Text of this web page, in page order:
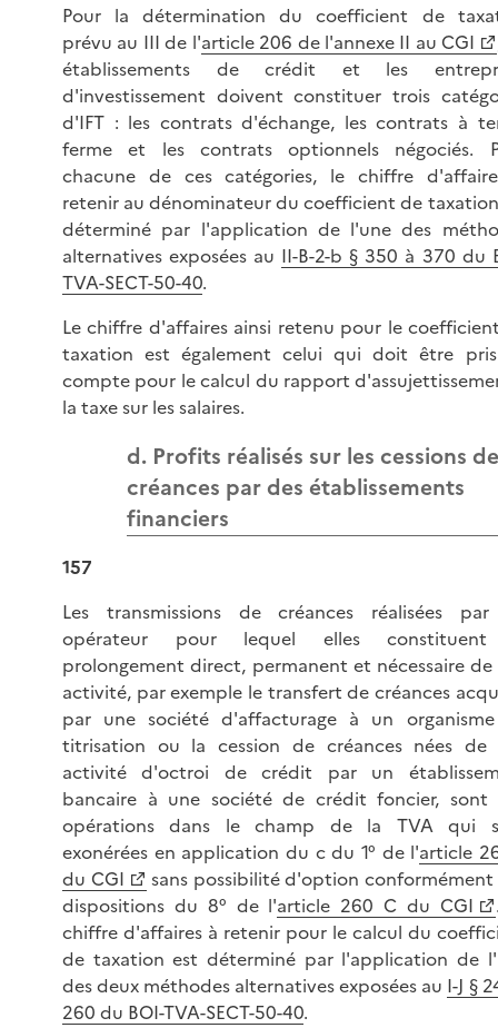
Pour la détermination du coefficient de
prévu au III de l'article 206 de l'annexe II au CGI
établissements de crédit et les
d'investissement doivent constituer trois
d'IFT : les contrats d'échange, les contrats à
ferme et les contrats optionnels négociés.
chacune de ces catégories, le chiffre
retenir au dénominateur du coefficient de
déterminé par l'application de l'une des
alternatives exposées au II-B-2-b § 350 à 370 du
TVA-SECT-50-40.
Le chiffre d'affaires ainsi retenu pour le
taxation est également celui qui doit être
compte pour le calcul du rapport
la taxe sur les salaires.
d. Profits réalisés sur les cessions de
créances par des établissements
financiers
157
Les transmissions de créances réalisées
opérateur pour lequel elles
prolongement direct, permanent et nécessaire de
activité, par exemple le transfert de créances
par une société d'affacturage à un
titrisation ou la cession de créances nées de
activité d'octroi de crédit par un
bancaire à une société de crédit foncier, sont
opérations dans le champ de la TVA qui
exonérées en application du c du 1° de l'article
du CGI
sans possibilité d'option conformément
dispositions du 8° de l'article 260 C du CGI
chiffre d'affaires à retenir pour le calcul du
de taxation est déterminé par l'application de
des deux méthodes alternatives exposées au I-J §
260 du BOI-TVA-SECT-50-40.